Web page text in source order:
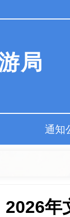
局
通知
2026年